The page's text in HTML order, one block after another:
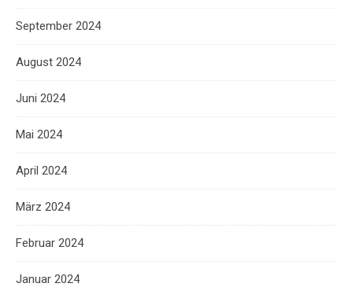
September 2024
August 2024
Juni 2024
Mai 2024
April 2024
März 2024
Februar 2024
Januar 2024